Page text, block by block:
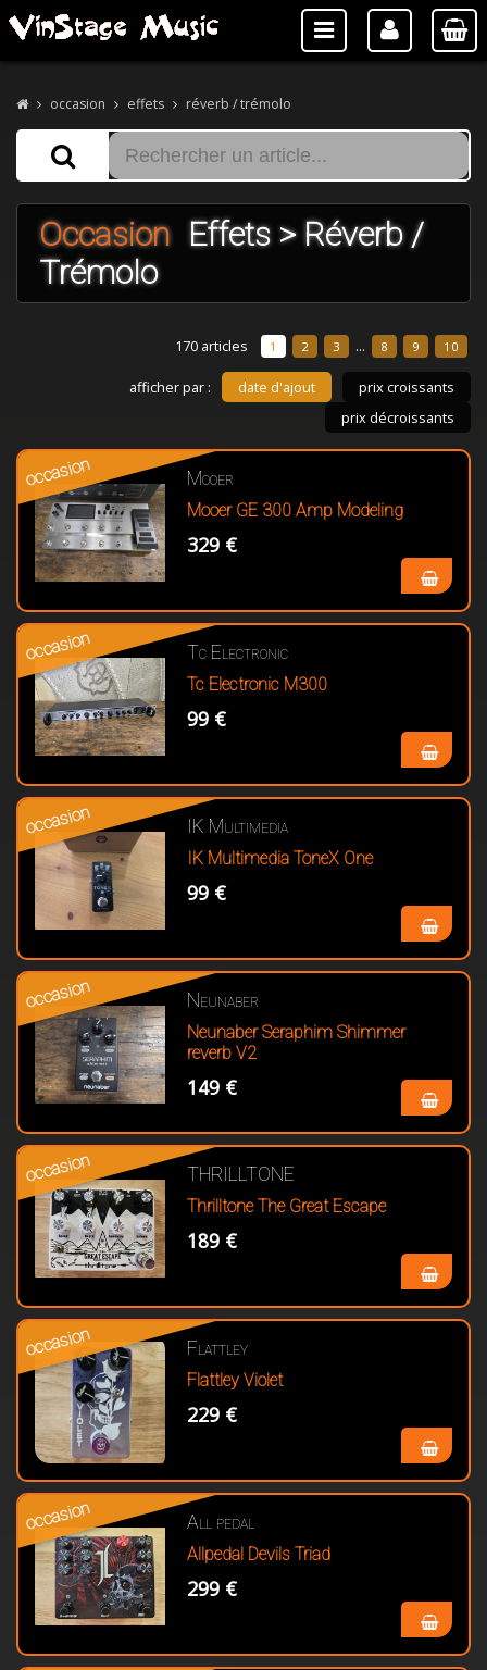
occasion effets réverb / trémolo
Occasion Effets > Réverb /
Trémolo
170 articles 1 2 3 ... 8 9 10
afficher par : date d'ajout
prix croissants
prix décroissants
occasion Mooer
Mooer GE 300 Amp Modeling
329 €
occasion Tc Electronic
Tc Electronic M300
99 €
occasion IK Multimedia
IK Multimedia ToneX One
99 €
occasion Neunaber
Neunaber Seraphim Shimmer
reverb V2
149 €
occasion THRILLTONE
Thrilltone The Great Escape
189 €
occasion Flattley
Flattley Violet
229 €
occasion All pedal
Allpedal Devils Triad
299 €